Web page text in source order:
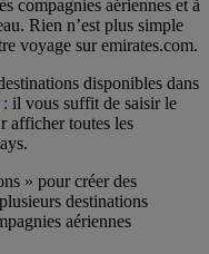
compagnies aériennes et à
Rien n’est plus simple
voyage sur emirates.com.
disponibles dans
: il vous suffit de saisir le
afficher toutes les
» pour créer des
destinations
aériennes